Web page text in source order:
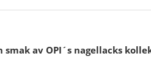
av OPI´s nagellacks